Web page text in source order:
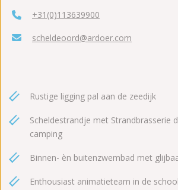
+31(0)113639900
scheldeoord@ardoer.com
Rustige ligging pal aan de zeedijk
Scheldestrandje met Strandbrasserie
camping
Binnen- èn buitenzwembad met
Enthousiast animatieteam in de